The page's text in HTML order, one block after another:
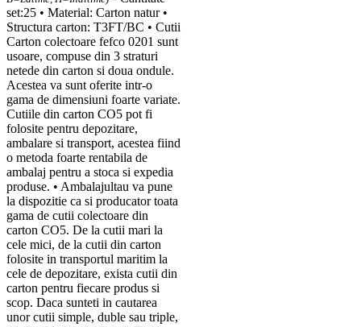
set:25 • Material: Carton natur •
Structura carton: T3FT/BC • Cutii
Carton colectoare fefco 0201 sunt
usoare, compuse din 3 straturi
netede din carton si doua ondule.
Acestea va sunt oferite intr-o
gama de dimensiuni foarte variate.
Cutiile din carton CO5 pot fi
folosite pentru depozitare,
ambalare si transport, acestea fiind
o metoda foarte rentabila de
ambalaj pentru a stoca si expedia
produse. • Ambalajultau va pune
la dispozitie ca si producator toata
gama de cutii colectoare din
carton CO5. De la cutii mari la
cele mici, de la cutii din carton
folosite in transportul maritim la
cele de depozitare, exista cutii din
carton pentru fiecare produs si
scop. Daca sunteti in cautarea
unor cutii simple, duble sau triple,